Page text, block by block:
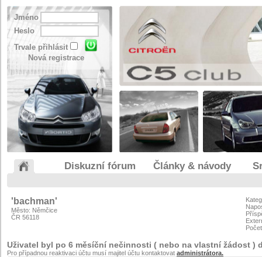
Jméno
Heslo
Trvale přihlásit
Nová registrace
Diskuzní fórum Články & návody
'bachman'
Město: Němčice
ČR 56118
Uživatel byl po 6 měsíční nečinnosti ( nebo na vlastní žádost )
Pro případnou reaktivaci účtu musí majitel účtu kontaktovat administrátora.